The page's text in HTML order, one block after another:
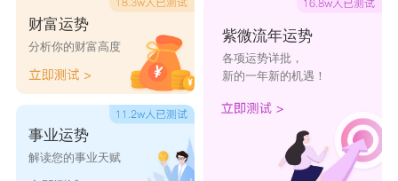
财富运势
分析你的财富高度
事业运势
解读您的事业天赋
紫微流年运势
各项运势详批，
新的一年新的机遇！